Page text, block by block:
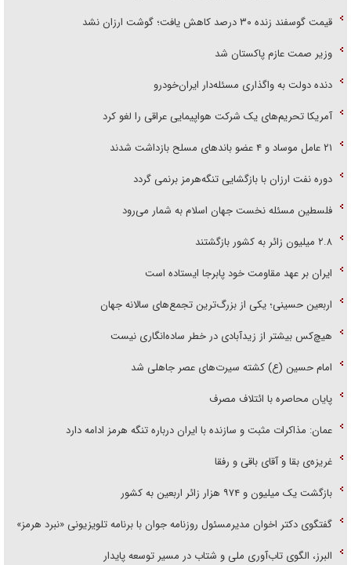
قیمت گوسفند زنده ۳۰ درصد کاهش یافت؛ گوشت ارزان نشد
وزیر صمت عازم پاکستان شد
دنده دولت به واگذاری مسئله‌دار ایران‌خودرو
آمریکا تحریم‌های یک شرکت هواپیمایی عراقی را لغو کرد
۲۱ عامل موساد و ۴ عضو باند‌های مسلح بازداشت شدند
دوره نفت ارزان با بازگشایی تنگه‌هرمز برنمی گردد
فلسطین مسئله نخست جهان اسلام به شمار می‌رود
۲.۸ میلیون زائر به کشور بازگشتند
ایران بر عهد مقاومت خود پابرجا ایستاده است
اربعین حسینی؛ یکی از بزرگ‌ترین تجمع‌های سالانه جهان
هیچ‌کس بیشتر از زیدآبادی در خطر ساده‌انگاری نیست
امام حسین (ع) کشته سیرت‌های عصر جاهلی شد
پایان محاصره با ائتلاف مصرف
عمان: مذاکرات مثبت و سازنده با ایران درباره تنگه هرمز ادامه دارد
غریزه‌ی بقا و آقای باقی و رفقا
بازگشت یک میلیون و ۹۷۴ هزار زائر اربعین به کشور
گفتگوی دکتر اخوان مدیرمسئول روزنامه جوان با برنامه تلویزیونی «نبرد هرمز»
البرز، الگوی تاب‌آوری ملی و شتاب در مسیر توسعه پایدار